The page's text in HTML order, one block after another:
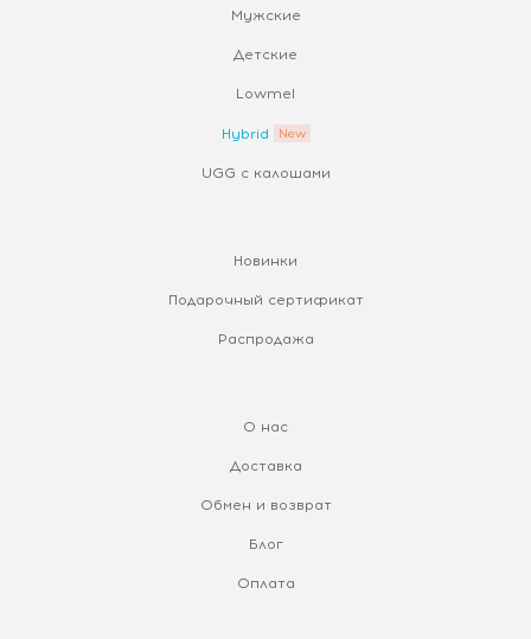
Мужские
Детские
Lowmel
Hybrid
UGG с калошами
Новинки
Подарочный сертификат
Распродажа
О нас
Доставка
Обмен и возврат
Блог
Оплата